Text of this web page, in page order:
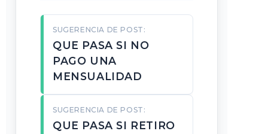
SUGERENCIA DE POST:
QUE PASA SI NO
PAGO UNA
MENSUALIDAD
SUGERENCIA DE POST:
QUE PASA SI RETIRO